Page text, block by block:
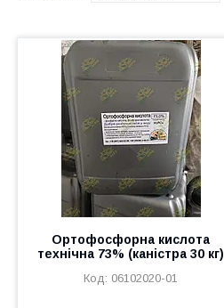
Ортофосфорна кислота
технічна 73% (каністра 30 кг)
06102020-01